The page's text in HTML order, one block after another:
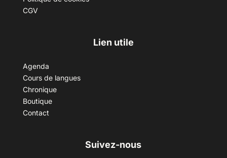
CGV
Lien utile
Agenda
Cours de langues
Chronique
Boutique
Contact
Suivez-nous